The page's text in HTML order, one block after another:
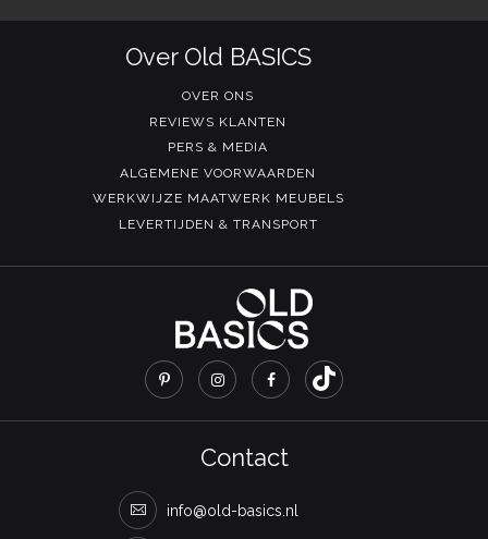
Over Old BASICS
OVER ONS
REVIEWS KLANTEN
PERS & MEDIA
ALGEMENE VOORWAARDEN
WERKWIJZE MAATWERK MEUBELS
LEVERTIJDEN & TRANSPORT
Contact
info@old-basics.nl